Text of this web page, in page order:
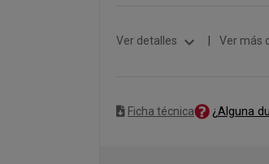
Ver detalles expand_more Ver más
Ficha técnica ¿Alguna